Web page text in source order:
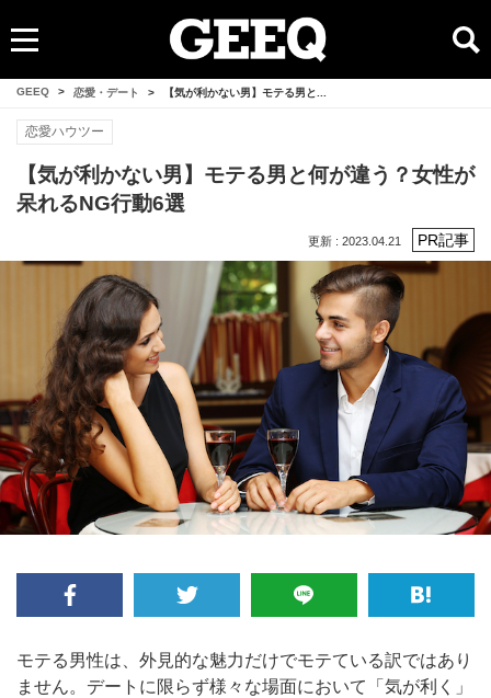
GEEQ > 恋愛・デート > 【気が利かない男】モテる男と...
恋愛ハウツー
【気が利かない男】モテる男と何が違う？女性が
呆れるNG行動6選
更新 : 2023.04.21
モテる男性は、外見的な魅力だけでモテている訳ではあり
ません。デートに限らず様々な場面において「気が利く」